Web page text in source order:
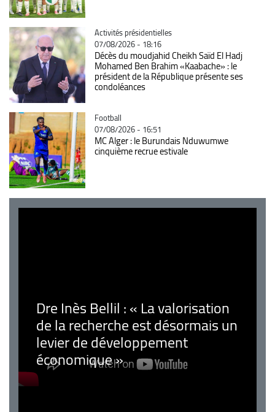
Catégorie
Activités présidentielles
07/08/2026 - 18:16
Décès du moudjahid Cheikh Saïd El Hadj
Mohamed Ben Brahim «Kaabache» : le
président de la République présente ses
condoléances
Catégorie
Football
07/08/2026 - 16:51
MC Alger : le Burundais Nduwumwe
cinquième recrue estivale
Dre Inès Bellil : « La valorisation
de la recherche est désormais un
levier de développement
économique »